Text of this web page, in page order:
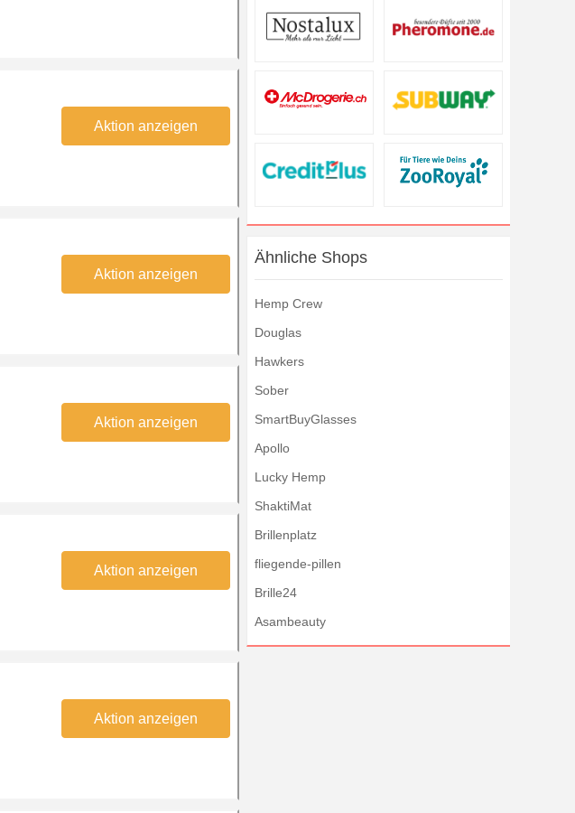
Aktion anzeigen
Aktion anzeigen
Aktion anzeigen
Aktion anzeigen
Aktion anzeigen
Ähnliche Shops
Hemp Crew
Douglas
Hawkers
Sober
SmartBuyGlasses
Apollo
Lucky Hemp
ShaktiMat
Brillenplatz
fliegende-pillen
Brille24
Asambeauty